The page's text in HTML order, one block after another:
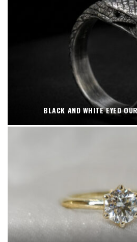
BLACK AND WHITE EYED